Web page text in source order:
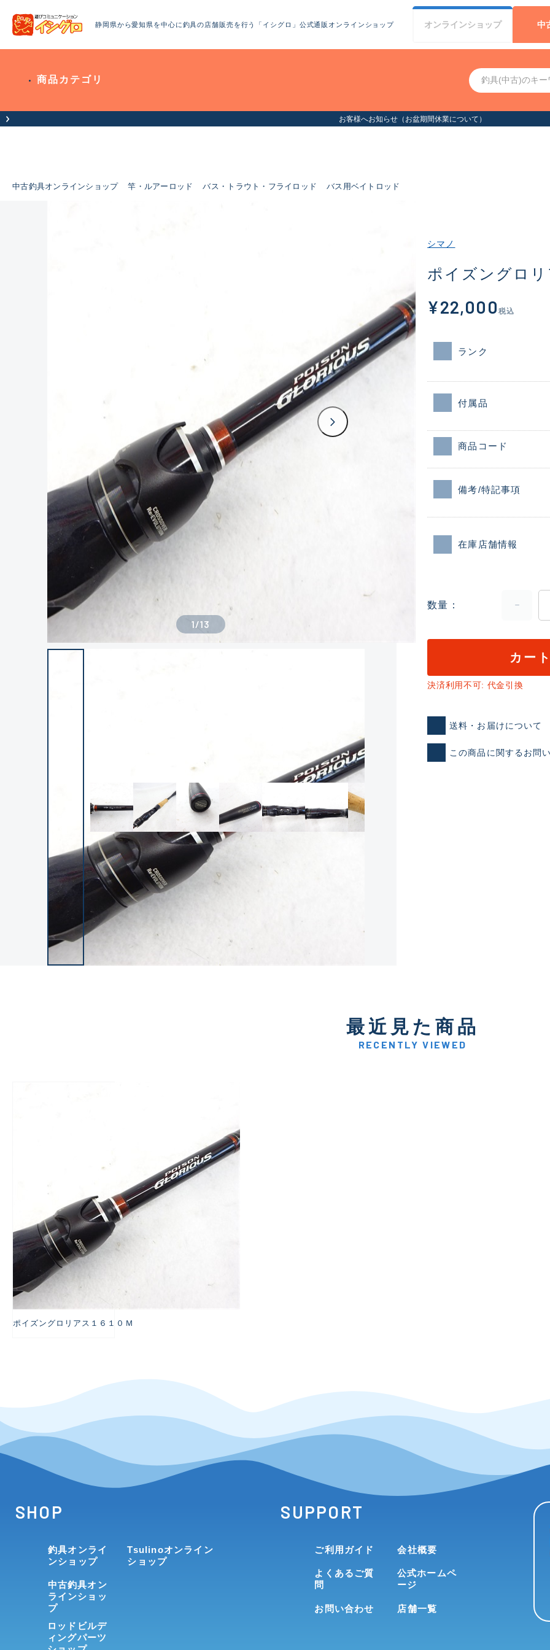
静岡県から愛知県を中心に釣具の店舗販売を行う「イシグロ」公式通販オンラインショップ オンラインショップ 中
商品カテゴリ
お客様へお知らせ（お盆期間休業について）
中古釣具オンラインショップ 竿・ルアーロッド バス・トラウト・フライロッド バス用ベイトロッド
ランクとは？
C-
い品
1/13
シマノ
ポイズングロ
¥22,000 税込
ランク
付属品
商品コード
備考/特記事項
在庫店舗情報
数量
カー
決済利用不可: 代金引換
送料・お届けについて
この商品に関するお問
最近見た商品
RECENTLY VIEWED
ポイズングロリアス１６１０Ｍ
SHOP
釣具オンライ
ンショップ
中古釣具オン
ラインショッ
プ
ロッドビルデ
ィングパーツ
Tsulinoオンライン
ショップ
SUPPORT
ご利用ガイド
よくあるご質
問
お問い合わせ
会社概要
公式ホームペ
ージ
店舗一覧